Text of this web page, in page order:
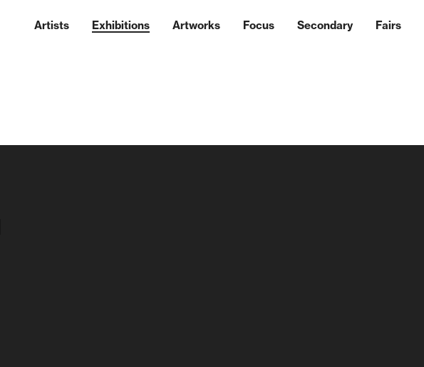
Artists Exhibitions Artworks Focus Secondary Fairs